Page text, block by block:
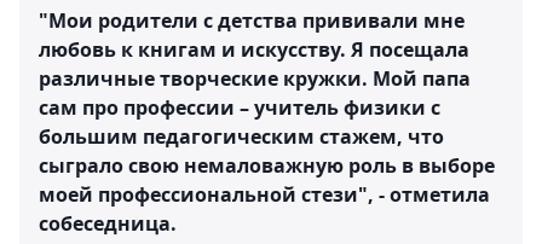
"Мои родители с детства прививали мне
любовь к книгам и искусству. Я посещала
различные творческие кружки. Мой папа
сам про профессии – учитель физики с
большим педагогическим стажем, что
сыграло свою немаловажную роль в выборе
моей профессиональной стези", - отметила
собеседница.